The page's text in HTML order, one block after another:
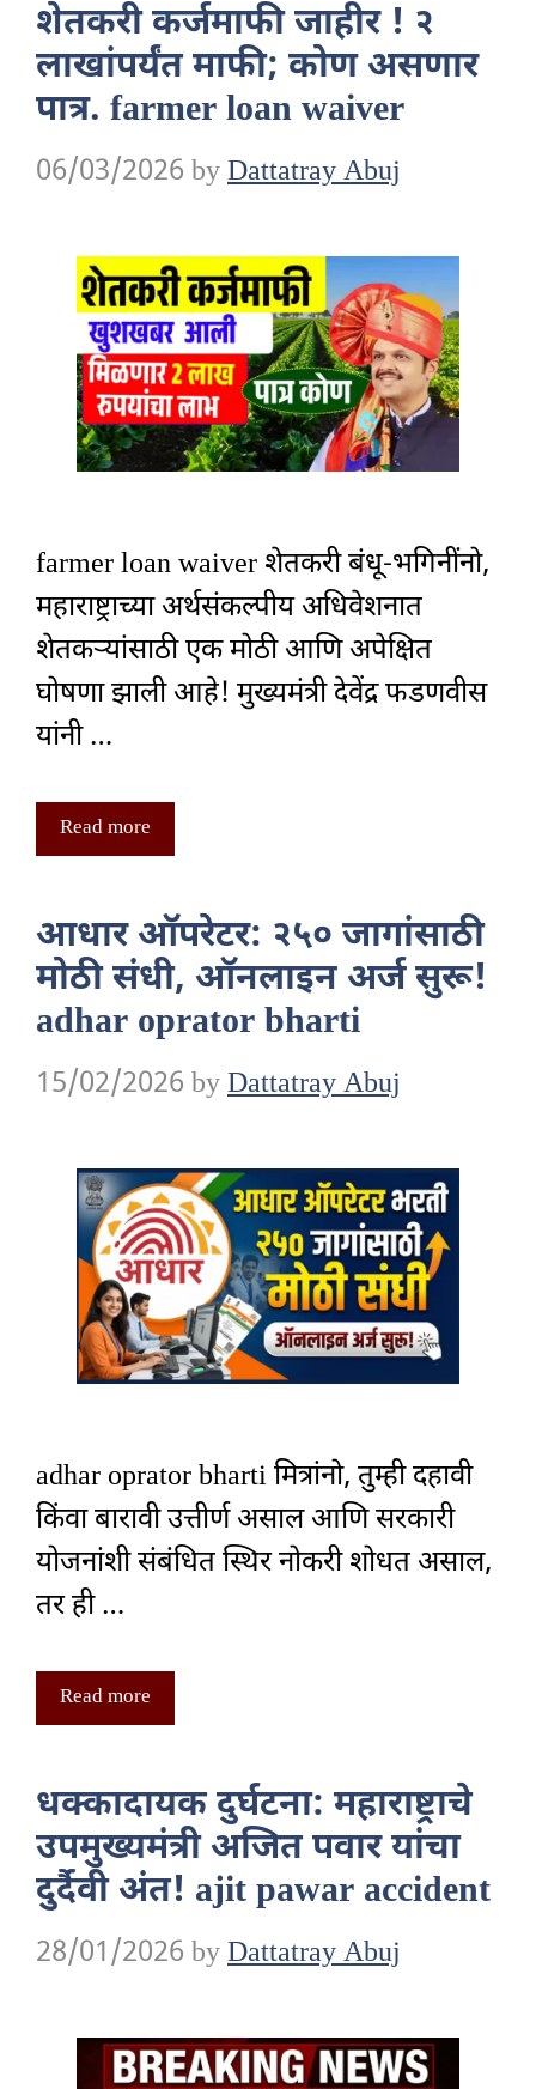
शेतकरी कर्जमाफी जाहीर ! २
लाखांपर्यंत माफी; कोण असणार
पात्र. farmer loan waiver
06/03/2026 byDattatray Abuj
farmer loan waiver शेतकरी बंधू-भगिनींनो,
महाराष्ट्राच्या अर्थसंकल्पीय अधिवेशनात
शेतकऱ्यांसाठी एक मोठी आणि अपेक्षित
घोषणा झाली आहे! मुख्यमंत्री देवेंद्र फडणवीस
यांनी …
Read more
आधार ऑपरेटर: २५० जागांसाठी
मोठी संधी, ऑनलाइन अर्ज सुरू!
adhar oprator bharti
15/02/2026 byDattatray Abuj
adhar oprator bharti मित्रांनो, तुम्ही दहावी
किंवा बारावी उत्तीर्ण असाल आणि सरकारी
योजनांशी संबंधित स्थिर नोकरी शोधत असाल,
तर ही …
Read more
धक्कादायक दुर्घटना: महाराष्ट्राचे
उपमुख्यमंत्री अजित पवार यांचा
दुर्दैवी अंत! ajit pawar accident
28/01/2026 byDattatray Abuj